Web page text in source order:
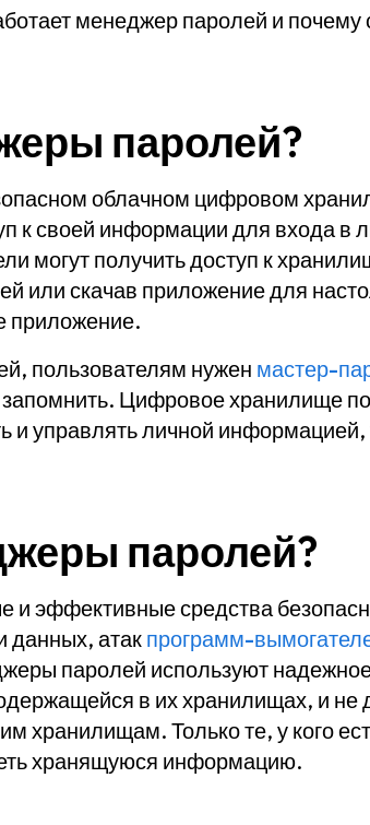
менеджер паролей и почему
паролей?
облачном цифровом
к своей информации для входа в
могут получить доступ к
или скачав приложение для
приложение.
пользователям нужен мастер-
Цифровое хранилище
и управлять личной информацией,
паролей?
эффективные средства
данных, атак программ-
паролей используют
в их хранилищах, и не
хранилищам. Только те, у кого
хранящуюся информацию.